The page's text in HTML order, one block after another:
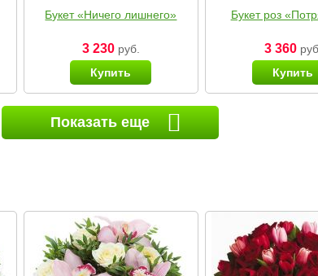
Букет «Ничего лишнего»
3 230руб.
Купить
Букет роз
3 360руб.
Купить
Показать еще